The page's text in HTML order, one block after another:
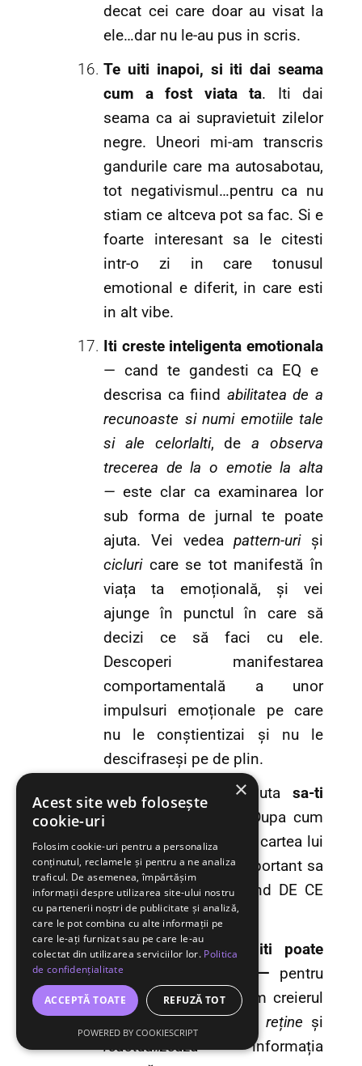
decat cei care doar au visat la
ele…dar nu le-au pus in scris.
Te uiti inapoi, si iti dai seama
cum a fost viata ta. Iti dai
seama ca ai supravietuit zilelor
negre. Uneori mi-am transcris
gandurile care ma autosabotau,
tot negativismul…pentru ca nu
stiam ce altceva pot sa fac. Si e
foarte interesant sa le citesti
intr-o zi in care tonusul
emotional e diferit, in care esti
in alt vibe.
Iti creste inteligenta emotionala
— cand te gandesti ca EQ e
descrisa ca fiind abilitatea de a
recunoaste si numi emotiile tale
si ale celorlalti, dea observa
trecerea de la o emotie la alta
— este clar ca examinarea lor
sub forma de jurnal te poate
ajuta. Vei vedeapattern-uriși
cicluricare se tot manifestă în
viața ta emoțională, și vei
ajunge în punctul în care să
decizi ce să faci cu ele.
Descoperi manifestarea
comportamentală a unor
impulsuri emoționale pe care
nu le conștientizai și nu le
descifraseși pe de plin.
Jurnalul te poate ajuta sa-ti
gasesti acel DE CE.
Dupa cum
spune Simon Sinek in cartea lui
Start With Why— e important sa
definesti in primul rand DE CE
faci ceea ce faci.
Bineinteles,jurnalul iti poate
imbunatati memoria — pentru
că lucrezi cu felul cum creierul
absoarbe, procesează, reține și
reactualizeazăinformația
×
Acest site web folosește
cookie-uri
Folosim cookie-uri pentru a personaliza
conținutul, reclamele și pentru a ne analiza
traficul. De asemenea, împărtășim
informații despre utilizarea site-ului nostru
cu partenerii noștri de publicitate și analiză,
care le pot combina cu alte informații pe
care le-ați furnizat sau pe care le-au
colectat din utilizarea serviciilor lor. Politica
de confidențialitate
ACCEPTĂ TOATE REFUZĂ TOT
POWERED BY COOKIESCRIPT